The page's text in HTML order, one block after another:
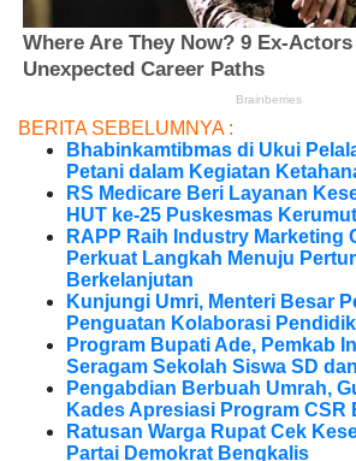
BERITA SEBELUMNYA :
Bhabinkamtibmas di Ukui
Petani dalam Kegiatan
RS Medicare Beri Layanan
HUT ke-25 Puskesmas
RAPP Raih Industry Marketing
Perkuat Langkah Menuju
Berkelanjutan
Kunjungi Umri, Menteri Besar
Penguatan Kolaborasi
Program Bupati Ade, Pemkab
Seragam Sekolah Siswa SD
Pengabdian Berbuah Umrah,
Kades Apresiasi Program CSR
Ratusan Warga Rupat Cek
Partai Demokrat Bengkalis